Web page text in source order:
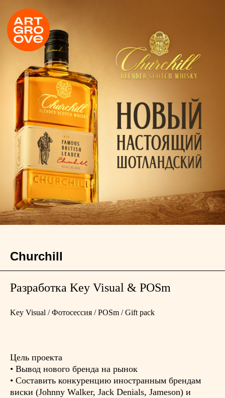
Churchill
Разработка Key Visual & POSm
Key Visual / Фотосессия / POSm / Gift pack
Цель проекта
• Вывод нового бренда на рынок
• Составить конкуренцию иностранным брендам
виски (Johnny Walker, Jack Denials, Jameson) и